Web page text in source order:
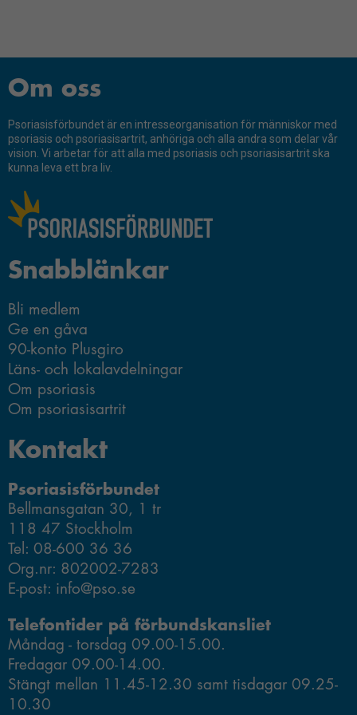
Livsstil och psoriasis
Om oss
Psoriasisförbundet är en intresseorganisation för människor med
psoriasis och psoriasisartrit, anhöriga och alla andra som delar vår
vision. Vi arbetar för att alla med psoriasis och psoriasisartrit ska
kunna leva ett bra liv.
Kontakt
Psoriasisförbundet
Bellmansgatan 30, 1 tr
118 47 Stockholm
Tel: 08-600 36 36
Org.nr: 802002-7283
E-post: info@pso.se
Telefontider på förbundskansliet
Måndag - torsdag 09.00-15.00.
Fredagar 09.00-14.00.
Stängt mellan 11.45-12.30 samt tisdagar 09.25-
10.30
Snabblänkar
Bli medlem
Ge en gåva
90-konto Plusgiro
Läns- och lokalavdelningar
Om psoriasis
Om psoriasisartrit
med dig av dina
chansen att få se
personligt